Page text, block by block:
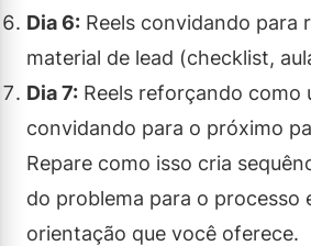
Dia 6: Reels convidando para
material de lead (checklist,
Dia 7: Reels reforçando como
convidando para o próximo
Repare como isso cria
do problema para o processo
orientação que você oferece.